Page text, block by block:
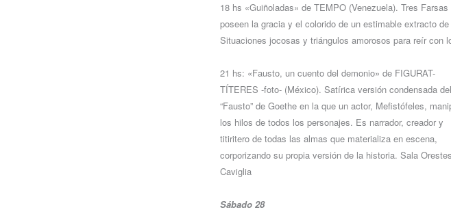
18 hs «Guiñoladas» de TEMPO (Venezuela). Tres
poseen la gracia y el colorido de un estimable extracto
Situaciones jocosas y triángulos amorosos para reír con
21 hs: «Fausto, un cuento del demonio» de FIGURAT-
TÍTERES -foto- (México). Satírica versión condensada del
“Fausto” de Goethe en la que un actor, Mefistófeles,
los hilos de todos los personajes. Es narrador, creador y
titiritero de todas las almas que materializa en escena,
corporizando su propia versión de la historia. Sala Orestes
Caviglia
Sábado 28